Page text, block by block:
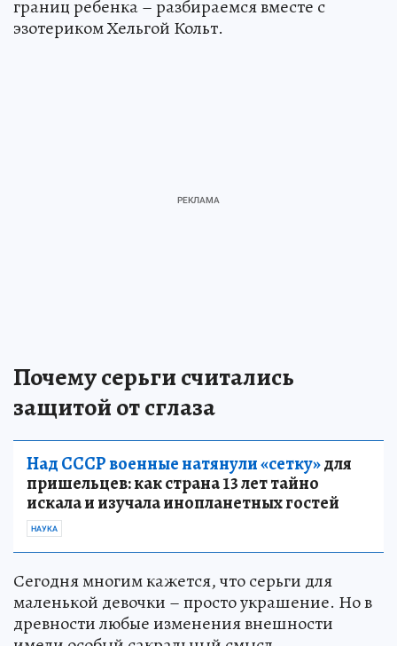
границ ребенка – разбираемся вместе с
эзотериком Хельгой Кольт.
Почему серьги считались
защитой от сглаза
Над СССР военные натянули «сетку»для
пришельцев: как страна 13 лет тайно
искала и изучала инопланетных гостей
НАУКА
Сегодня многим кажется, что серьги для
маленькой девочки – просто украшение. Но в
древности любые изменения внешности